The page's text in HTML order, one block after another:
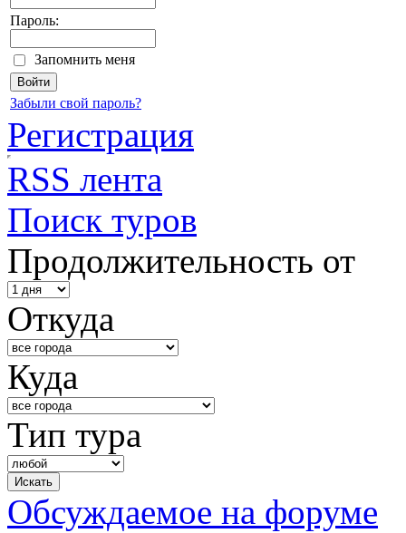
Пароль:
Запомнить меня
Забыли свой пароль?
Регистрация
RSS лента
Поиск туров
Продолжительность от
Откуда
Куда
Тип тура
Обсуждаемое на форуме